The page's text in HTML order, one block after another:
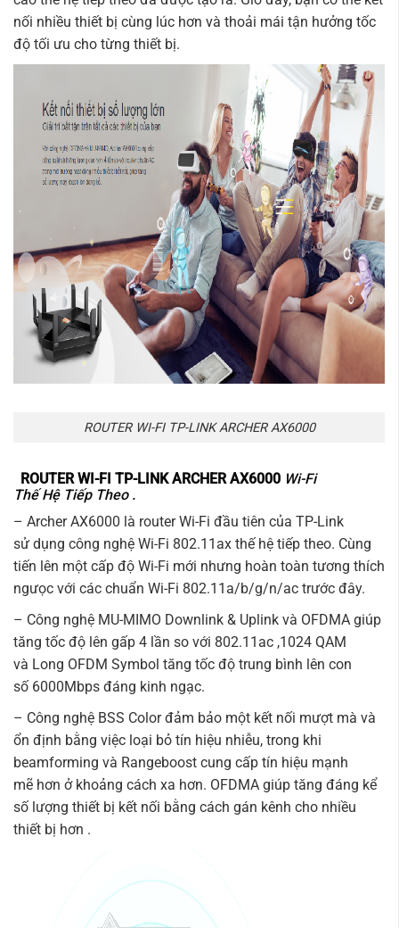
nối nhiều thiết bị cùng lúc hơn và thoải mái tận hưởng tốc
độ tối ưu cho từng thiết bị.
ROUTER WI-FI TP-LINK ARCHER AX6000
ROUTER WI-FI TP-LINK ARCHER AX6000 Wi-Fi
Thế Hệ Tiếp Theo .
– Archer AX6000 là router Wi-Fi đầu tiên của TP-Link
sử dụng công nghệ Wi-Fi 802.11ax thế hệ tiếp theo. Cùng
tiến lên một cấp độ Wi-Fi mới nhưng hoàn toàn tương thích
ngưọc với các chuẩn Wi-Fi 802.11a/b/g/n/ac trước đây.
– Công nghệ MU-MIMO Downlink & Uplink và OFDMA giúp
tăng tốc độ lên gấp 4 lần so với 802.11ac ,1024 QAM
và Long OFDM Symbol tăng tốc độ trung bình lên con
số 6000Mbps đáng kinh ngạc.
– Công nghệ BSS Color đảm bảo một kết nối mượt mà và
ổn định bằng việc loại bỏ tín hiệu nhiễu, trong khi
beamforming và Rangeboost cung cấp tín hiệu mạnh
mẽ hơn ở khoảng cách xa hơn. OFDMA giúp tăng đáng kể
số lượng thiết bị kết nối bằng cách gán kênh cho nhiều
thiết bị hơn .